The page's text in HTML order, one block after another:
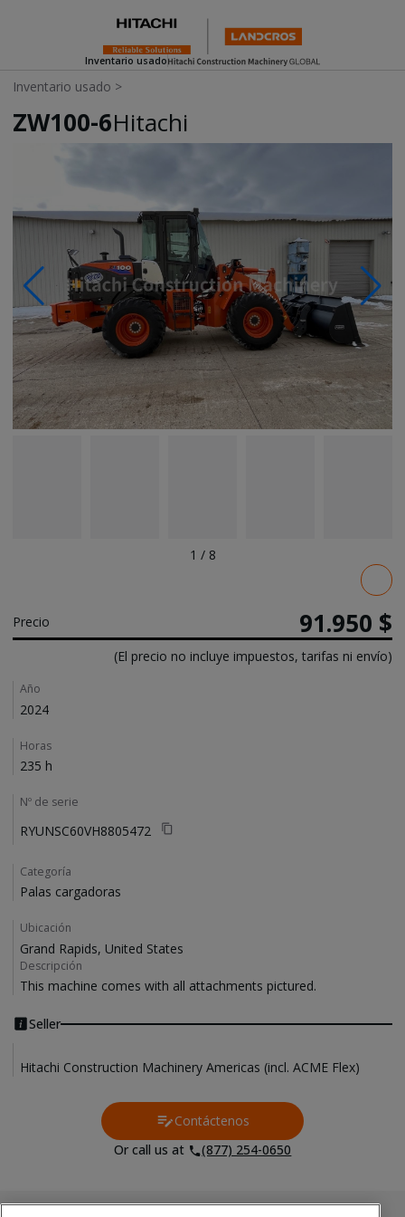
Inventario usado
Inventario usado >
ZW100-6Hitachi
1 / 8
Precio 91.950 $
(El precio no incluye impuestos, tarifas ni envío)
Details
Año
2024
Horas
235 h
Nº de serie
RYUNSC60VH8805472
Categoría
Palas cargadoras
Ubicación
Grand Rapids, United States
Descripción
This machine comes with all attachments pictured.
Seller
Hitachi Construction Machinery Americas (incl. ACME Flex)
Contact Us
Contáctenos
Or call us at
(877) 254-0650